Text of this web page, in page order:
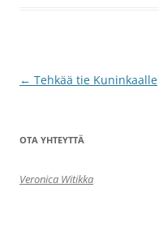
Artikkelien
← Tehkää tie Kuninkaalle
OTA YHTEYTTÄ
Veronica Witikka